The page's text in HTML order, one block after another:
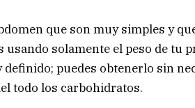
que son muy simples y
solamente el peso de tu
puedes obtenerlo sin
todo los carbohidratos.